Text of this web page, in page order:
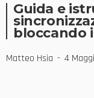
Guida e
bloccando
Matteo Hsia 4